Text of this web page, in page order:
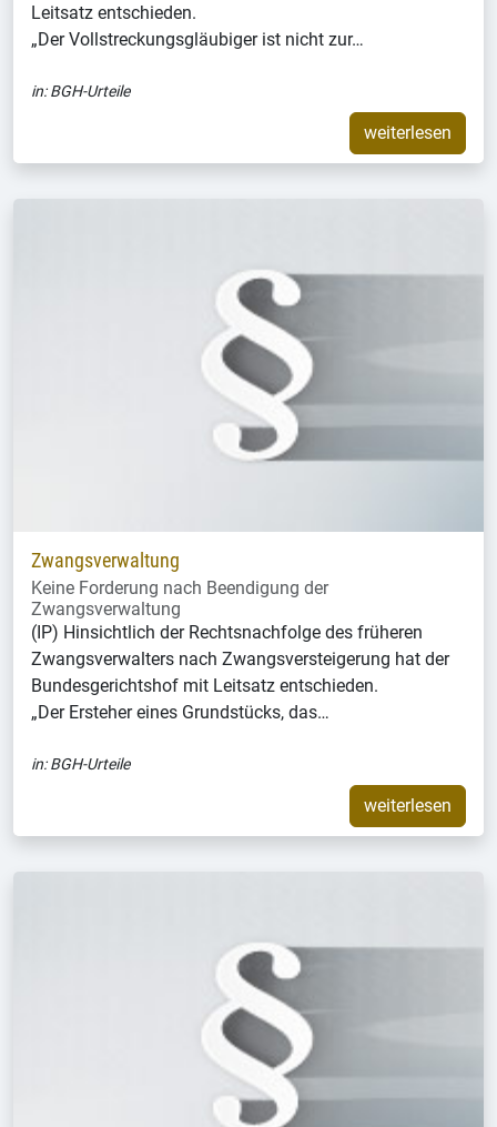
Leitsatz entschieden.
„Der Vollstreckungsgläubiger ist nicht zur…
in:BGH-Urteile
weiterlesen
Zwangsverwaltung
Keine Forderung nach Beendigung der
Zwangsverwaltung
(IP) Hinsichtlich der Rechtsnachfolge des früheren
Zwangsverwalters nach Zwangsversteigerung hat der
Bundesgerichtshof mit Leitsatz entschieden.
„Der Ersteher eines Grundstücks, das…
in:BGH-Urteile
weiterlesen